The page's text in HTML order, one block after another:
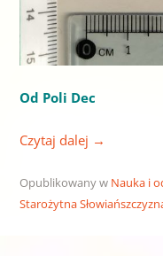
Od Poli Dec
Czytaj dalej →
Opublikowany w Nauka i
Starożytna